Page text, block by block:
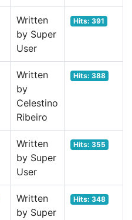
Written
by Super
User
Hits: 391
Written
by
Celestino
Ribeiro
Hits: 388
Written
by Super
User
Hits: 355
Written
by Super
Hits: 348